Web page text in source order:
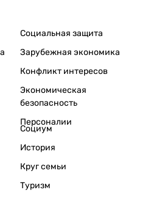
Социальная защита
Зарубежная экономика
Конфликт интересов
Экономическая
безопасность
Персоналии
Социум
История
Круг семьи
Туризм